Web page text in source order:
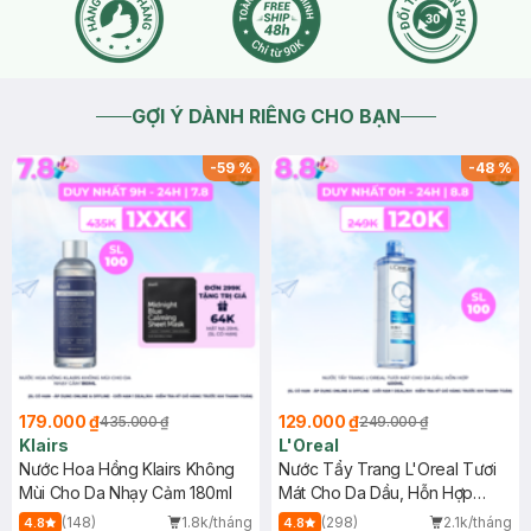
giải đáp nhé. Cảm ơn bạn đã tin tưởng và mua sắm tại Hasaki!
2026-07-26Thích
GỢI Ý DÀNH RIÊNG CHO BẠN
-59%
179.000 ₫435.000 ₫
Klairs
Nước Hoa Hồng Klairs Không
Mùi Cho Da Nhạy Cảm 180ml
4.8 (148)
1.8k/tháng
-48%
129.000 ₫249.000 ₫
L'Oreal
Nước Tẩy Trang L'Oreal Tươi
Mát Cho Da Dầu, Hỗn Hợp
400ml
4.8 (298)
2.1k/tháng